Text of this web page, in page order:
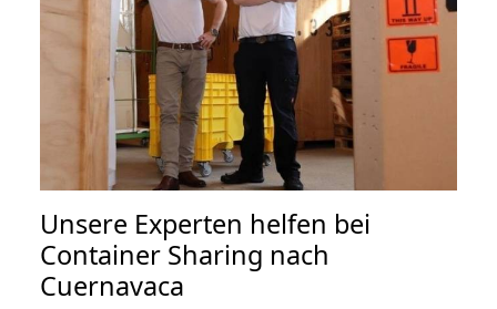
Unsere Experten helfen bei
Container Sharing nach
Cuernavaca